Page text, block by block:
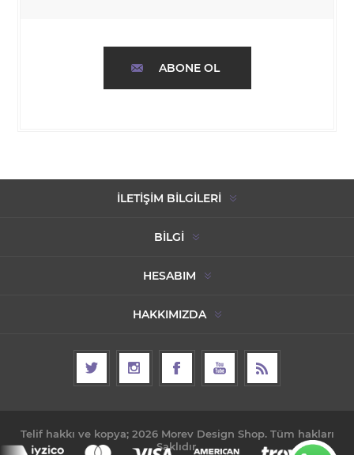
ABONE OL
İLETIŞIM BILGILERI
BILGI
HESABIM
HAKKIMIZDA
Telif hakkı ve kopya; 2026 Morev Design Shop. Tüm hakları
Saklıdır.